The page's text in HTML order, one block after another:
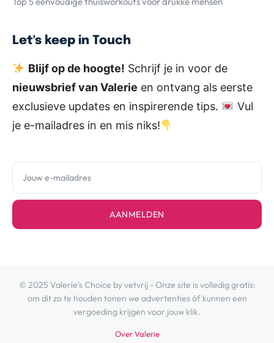
Let's keep in Touch
Blijf op de hoogte! Schrijf je in voor de
nieuwsbrief van Valerie en ontvang als eerste
exclusieve updates en inspirerende tips.
Vul
je e-mailadres in en mis niks!
AANMELDEN
© 2025 Valerie's Choice by vetvrij - Onze site is volledig gratis:
om dit zo te houden tonen we advertenties óf kunnen een
vergoeding krijgen voor jouw klik.
Over Valerie